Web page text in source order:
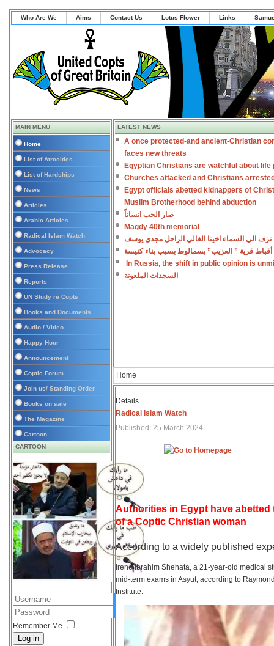
Who Are We Aims Contact Us Lotus Flower Links
MAIN MENU
Home
List of Atrocities
List of Hardships
News
Articles
Arabic Articles
Radical Islam Watch
Advocacy
Press Release
Reports
UN Study re Copts
Books and Documents
Audio / Video
Happy Hour
Announcement
Coptic Forum
Join us/ Standing Order
Books on sale
The Magazine
Cartoon
CARTOON
Remember Me
Log in
LATEST NEWS
A once protected-and ancient-Christian
faces new threats
Egyptian Christians are watchful about life
Churches attacked and Christians
Egypt officials abetted kidnappers of
Muslim Brotherhood behind abduction
صار الحب انساناً
Magdy 40th memorial
نزف الي السماء اخينا الغالي الراحل مجدي يوسف
أقباط قرية ” العزيب” بسمالوط بسبب بناء كنيسة
In Russia, the shift in public opinion is
السجدات الملعونة
Home
Details
Radical Islam Watch
Published: 25 March 2024
Authorities in Egypt have
of a Coptic Christian woman
According to a widely published
Irene Ibrahim Shehata, a 21-year-old medical
mid-term exams in Asyut, according to
Institute.